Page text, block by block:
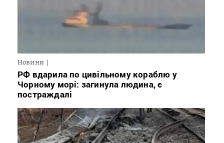
Новини
РФ вдарила по цивільному кораблю у
Чорному морі: загинула людина, є
постраждалі